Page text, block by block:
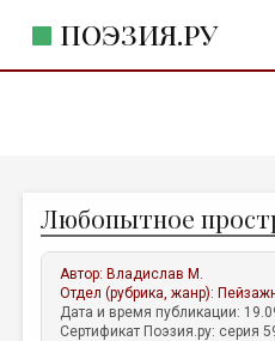
ПОЭЗИЯ.РУ
ЖАНРЫ
АВТОРЫ
КОММЕНТАРИИ
Любопытное
Автор: Владислав М.
Отдел (рубрика, жанр):
Дата и время публикации:
Сертификат Поэзия.ру: серия